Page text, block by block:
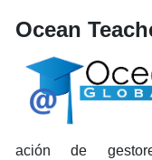
Ocean
ación de